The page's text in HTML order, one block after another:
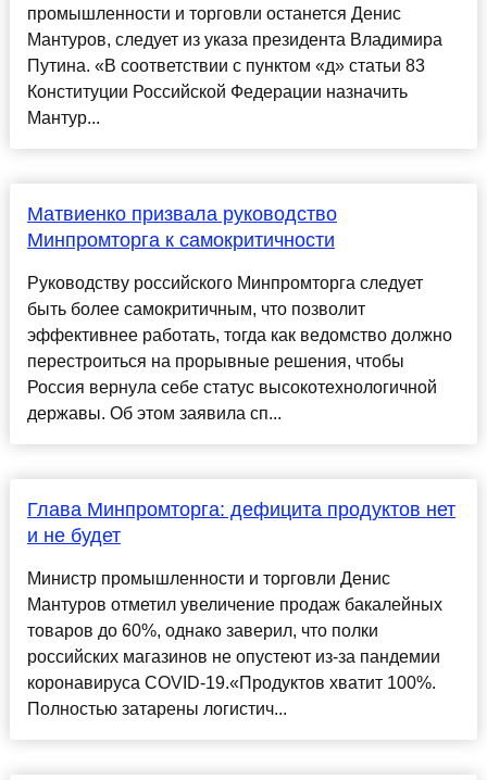
промышленности и торговли останется Денис
Мантуров, следует из указа президента Владимира
Путина. «В соответствии с пунктом «д» статьи 83
Конституции Российской Федерации назначить
Мантур...
Матвиенко призвала руководство
Минпромторга к самокритичности
Руководству российского Минпромторга следует
быть более самокритичным, что позволит
эффективнее работать, тогда как ведомство должно
перестроиться на прорывные решения, чтобы
Россия вернула себе статус высокотехнологичной
державы. Об этом заявила сп...
Глава Минпромторга: дефицита продуктов нет
и не будет
Министр промышленности и торговли Денис
Мантуров отметил увеличение продаж бакалейных
товаров до 60%, однако заверил, что полки
российских магазинов не опустеют из-за пандемии
коронавируса COVID-19.«Продуктов хватит 100%.
Полностью затарены логистич...